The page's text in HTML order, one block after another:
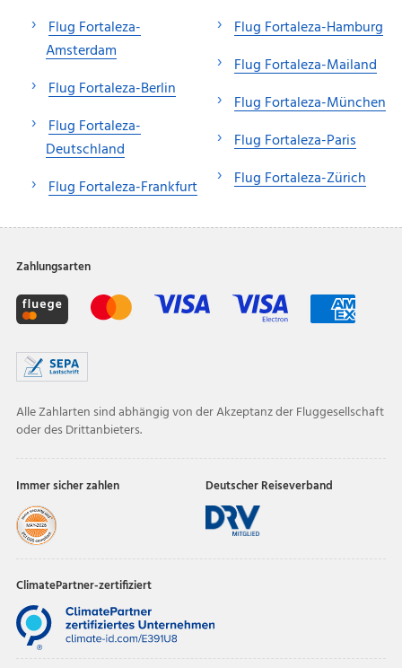
Flug Fortaleza-
Amsterdam
Flug Fortaleza-Berlin
Flug Fortaleza-
Deutschland
Flug Fortaleza-Frankfurt
Flug Fortaleza-Hamburg
Flug Fortaleza-Mailand
Flug Fortaleza-München
Flug Fortaleza-Paris
Flug Fortaleza-Zürich